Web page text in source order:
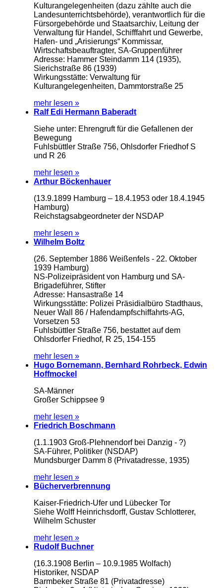
Kulturangelegenheiten (dazu zählte auch die
Landesunterrichtsbehörde), verantwortlich für die
Fürsorgebehörde und Staatsarchiv, Leitung der
Verwaltung für Handel, Schifffahrt und Gewerbe,
Hafen- und „Arisierungs“ Kommissar,
Wirtschaftsbeauftragter, SA-Gruppenführer
Adresse: Hammer Steindamm 114 (1935),
Sierichstraße 86 (1939)
Wirkungsstätte: Verwaltung für
Kulturangelegenheiten, Dammtorstraße 25
mehr lesen »
Ralf Edi Hermann Baberadt
Siehe unter: Ehrengruft für die Gefallenen der
Bewegung
Fuhlsbüttler Straße 756, Ohlsdorfer Friedhof S
und R 26
mehr lesen »
Arthur Böckenhauer
(13.9.1899 Hamburg – 18.4.1953 oder 18.4.1945
Hamburg)
Reichstagsabgeordneter der NSDAP
mehr lesen »
Wilhelm Boltz
(26. September 1886 Weißenfels - 22. Oktober
1939 Hamburg)
NS-Polizeipräsident von Hamburg und SA-
Brigadeführer, Stifter
Adresse: Hansastraße 14
Wirkungsstätte: Polizei Präsidialbüro Stadthaus,
Neuer Wall 86 / Hafendampfschiffahrts-AG,
Vorsetzen 53
Fuhlsbüttler Straße 756, bestattet auf dem
Ohlsdorfer Friedhof, R 25, 154-155
mehr lesen »
Hugo Bornemann, Bernhard Rohrbeck, Edwin
Hoffmockel
SA-Männer
Großer Schippsee 9
mehr lesen »
Friedrich Boschmann
(1.1.1903 Groß-Plehnendorf bei Danzig - ?)
SA-Führer, Politiker (NSDAP)
Mundsburger Damm 8 (Privatadresse, 1935)
mehr lesen »
Bücherverbrennung
Kaiser-Friedrich-Ufer und Lübecker Tor
Siehe Wolff Heinrichsdorff, Gustav Schlotterer,
Wilhelm Schuster
mehr lesen »
Rudolf Buchner
(16.3.1908 Berlin – 10.9.1985 Wolfach)
Historiker, NSDAP
Barmbeker Straße 81 (Privatadresse)